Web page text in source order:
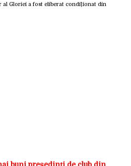
Gloriei a fost eliberat condiționat din